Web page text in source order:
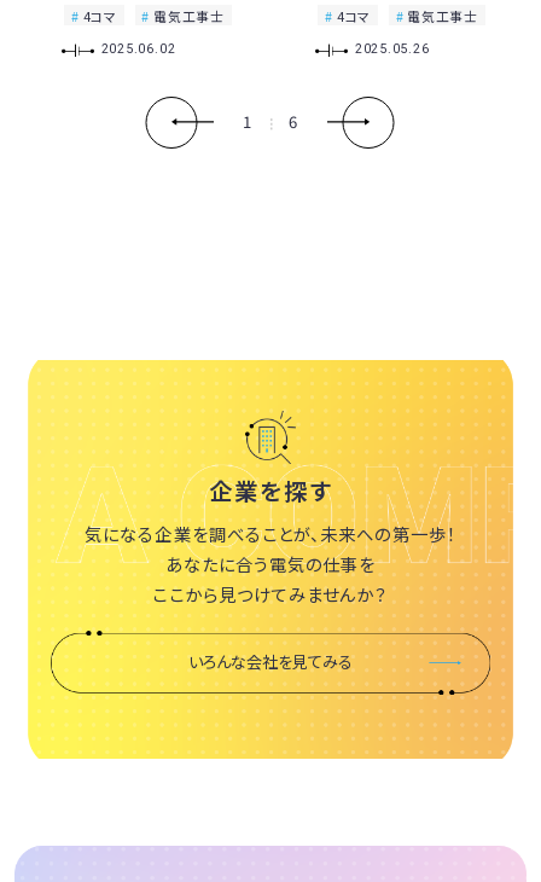
4コマ 電気工事士
2025.06.02
4コマ 電気工事士
2025.05.26
1 6
企業を探す
気になる企業を調べることが、未来への第一歩！
あなたに合う電気の仕事を
ここから見つけてみませんか？
いろんな会社を見てみる